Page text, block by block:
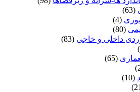
(63)
(4)
(80)
داخلی و خاجی (83)
(65)
(10)